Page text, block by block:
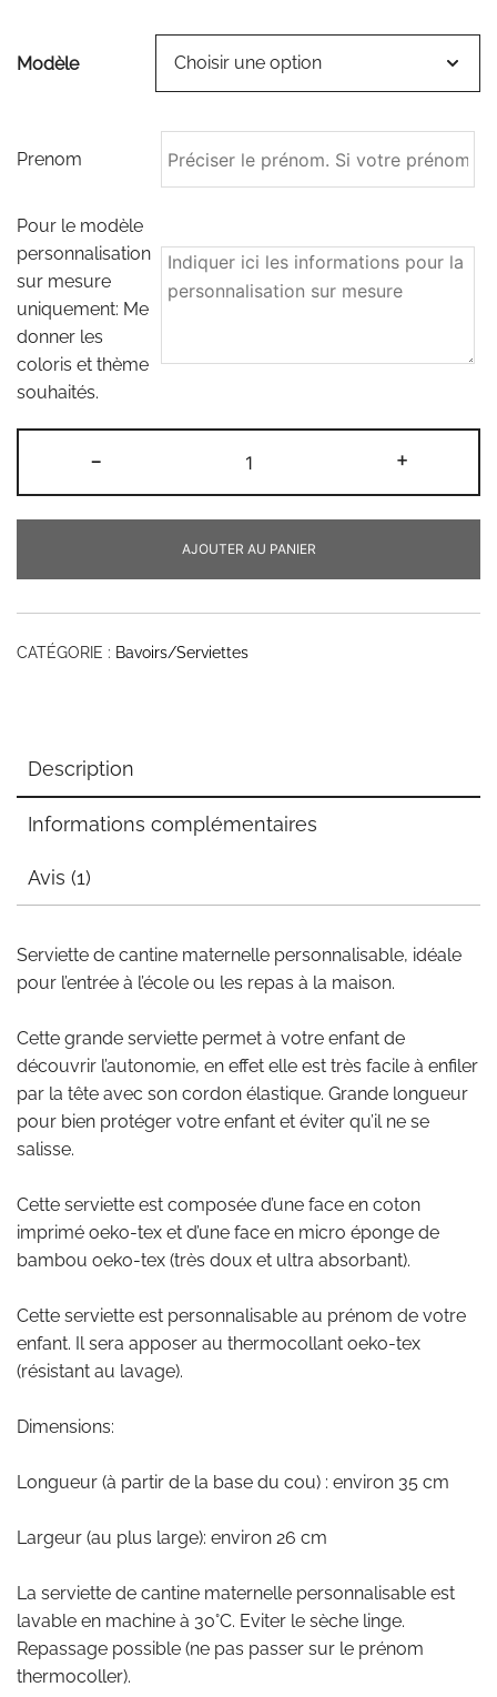
Modèle
Prenom
Pour le modèle
personnalisation
sur mesure
uniquement: Me
donner les
coloris et thème
souhaités.
-
de
Serviette
cantine
maternelle
personnalisable
+
AJOUTER AU PANIER
CATÉGORIE : Bavoirs/Serviettes
Description
Informations complémentaires
Avis (1)
Serviette de cantine maternelle personnalisable, idéale
pour l’entrée à l’école ou les repas à la maison.
Cette grande serviette permet à votre enfant de
découvrir l’autonomie, en effet elle est très facile à enfiler
par la tête avec son cordon élastique. Grande longueur
pour bien protéger votre enfant et éviter qu’il ne se
salisse.
Cette serviette est composée d’une face en coton
imprimé oeko-tex et d’une face en micro éponge de
bambou oeko-tex (très doux et ultra absorbant).
Cette serviette est personnalisable au prénom de votre
enfant. Il sera apposer au thermocollant oeko-tex
(résistant au lavage).
Dimensions:
Longueur (à partir de la base du cou) : environ 35 cm
Largeur (au plus large): environ 26 cm
La serviette de cantine maternelle personnalisable est
lavable en machine à 30°C. Eviter le sèche linge.
Repassage possible (ne pas passer sur le prénom
thermocoller).